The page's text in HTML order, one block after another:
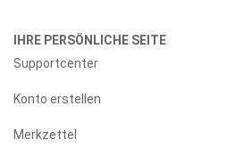
IHRE PERSÖNLICHE SEITE
Supportcenter
Konto erstellen
Merkzettel